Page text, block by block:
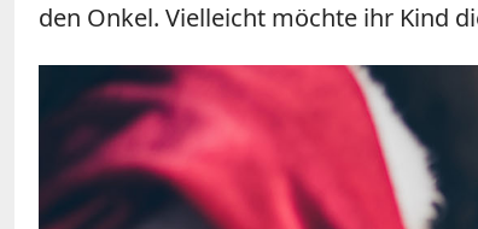
den Onkel. Vielleicht möchte ihr Kind